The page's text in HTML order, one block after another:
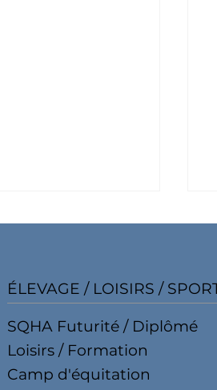
de travail SM
Concept 2026
ÉLEVAGE / LOISIRS /
SQHA Futurité / Diplômé
Loisirs / Formation
Camp d'équitation